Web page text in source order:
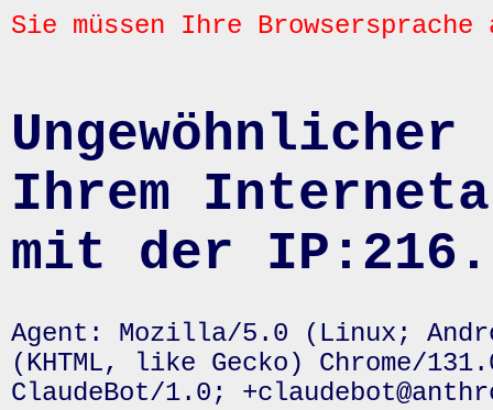
Sie müssen Ihre
Ihrem
mit der
Agent: Mozilla/5.0 (Linux;
(KHTML, like Gecko) Chrome/
ClaudeBot/1.0;